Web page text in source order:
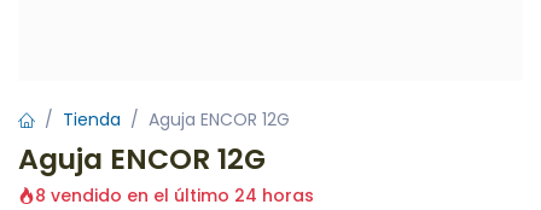
Tienda Aguja ENCOR 12G
Aguja ENCOR 12G
8 vendido en el último 24 horas